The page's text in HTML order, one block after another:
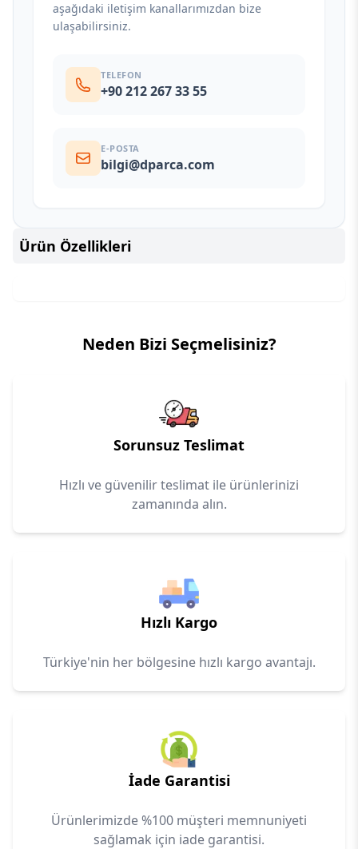
aşağıdaki iletişim kanallarımızdan bize
ulaşabilirsiniz.
TELEFON
+90 212 267 33 55
E-POSTA
bilgi@dparca.com
Ürün Özellikleri
Neden Bizi Seçmelisiniz?
Sorunsuz Teslimat
Hızlı ve güvenilir teslimat ile ürünlerinizi
zamanında alın.
Hızlı Kargo
Türkiye'nin her bölgesine hızlı kargo avantajı.
İade Garantisi
Ürünlerimizde %100 müşteri memnuniyeti
sağlamak için iade garantisi.